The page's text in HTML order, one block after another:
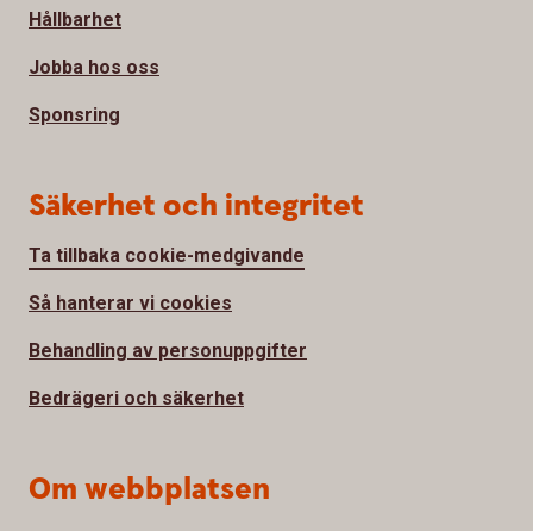
Hållbarhet
Jobba hos oss
Sponsring
Säkerhet och integritet
Ta tillbaka cookie-medgivande
Så hanterar vi cookies
Behandling av personuppgifter
Bedrägeri och säkerhet
Om webbplatsen